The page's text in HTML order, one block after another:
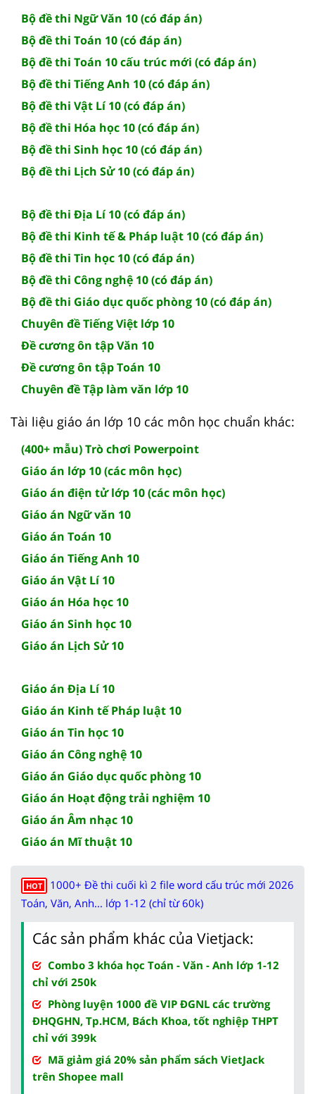
Bộ đề thi Ngữ Văn 10 (có đáp án)
Bộ đề thi Toán 10 (có đáp án)
Bộ đề thi Toán 10 cấu trúc mới (có đáp án)
Bộ đề thi Tiếng Anh 10 (có đáp án)
Bộ đề thi Vật Lí 10 (có đáp án)
Bộ đề thi Hóa học 10 (có đáp án)
Bộ đề thi Sinh học 10 (có đáp án)
Bộ đề thi Lịch Sử 10 (có đáp án)
Bộ đề thi Địa Lí 10 (có đáp án)
Bộ đề thi Kinh tế & Pháp luật 10 (có đáp án)
Bộ đề thi Tin học 10 (có đáp án)
Bộ đề thi Công nghệ 10 (có đáp án)
Bộ đề thi Giáo dục quốc phòng 10 (có đáp án)
Chuyên đề Tiếng Việt lớp 10
Đề cương ôn tập Văn 10
Đề cương ôn tập Toán 10
Chuyên đề Tập làm văn lớp 10
Tài liệu giáo án lớp 10 các môn học chuẩn khác:
(400+ mẫu) Trò chơi Powerpoint
Giáo án lớp 10 (các môn học)
Giáo án điện tử lớp 10 (các môn học)
Giáo án Ngữ văn 10
Giáo án Toán 10
Giáo án Tiếng Anh 10
Giáo án Vật Lí 10
Giáo án Hóa học 10
Giáo án Sinh học 10
Giáo án Lịch Sử 10
Giáo án Địa Lí 10
Giáo án Kinh tế Pháp luật 10
Giáo án Tin học 10
Giáo án Công nghệ 10
Giáo án Giáo dục quốc phòng 10
Giáo án Hoạt động trải nghiệm 10
Giáo án Âm nhạc 10
Giáo án Mĩ thuật 10
HOT
1000+ Đề thi cuối kì 2 file word cấu trúc mới 2026
Toán, Văn, Anh... lớp 1-12 (chỉ từ 60k)
Các sản phẩm khác của Vietjack:
Combo 3 khóa học Toán - Văn - Anh lớp 1-12
chỉ với 250k
Phòng luyện 1000 đề VIP ĐGNL các trường
ĐHQGHN, Tp.HCM, Bách Khoa, tốt nghiệp THPT
chỉ với 399k
Mã giảm giá 20% sản phẩm sách VietJack
trên Shopee mall